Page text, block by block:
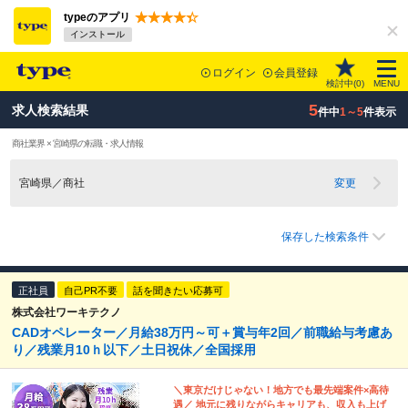
typeのアプリ
インストール
ログイン 会員登録
検討中(0) MENU
求人検索結果 5件中1～5件表示
商社業界 × 宮崎県の転職・求人情報
宮崎県／商社 変更
保存した検索条件
正社員 自己PR不要 話を聞きたい応募可
株式会社ワーキテクノ
CADオペレーター／月給38万円～可＋賞与年2回／前職給与考慮あ
り／残業月10ｈ以下／土日祝休／全国採用
＼東京だけじゃない！地方でも最先端案件×高待
遇／ 地元に残りながらキャリアも、収入も上げ